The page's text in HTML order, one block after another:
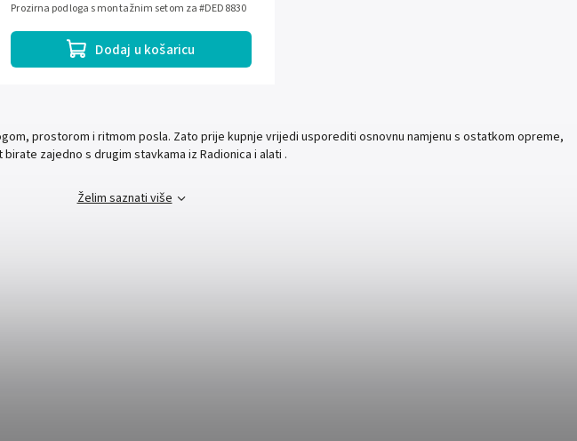
Dodaj u košaricu
Prozirna podloga s montažnim setom za #DED8830
prostorom i ritmom posla. Zato prije kupnje vrijedi usporediti osnovnu namjenu s ostatkom opreme,
zajedno s drugim stavkama iz Radionica i alati .
Želim saznati više